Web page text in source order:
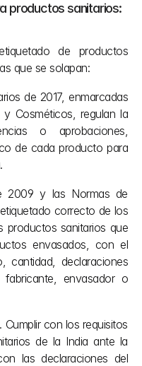
productos sanitarios:
de productos
que se solapan:
de 2017, enmarcadas
Cosméticos, regulan la
o aprobaciones,
de cada producto para
2009 y las Normas de
correcto de los
productos sanitarios que
envasados, con el
cantidad, declaraciones
envasador o
con los requisitos
de la India ante la
las declaraciones del